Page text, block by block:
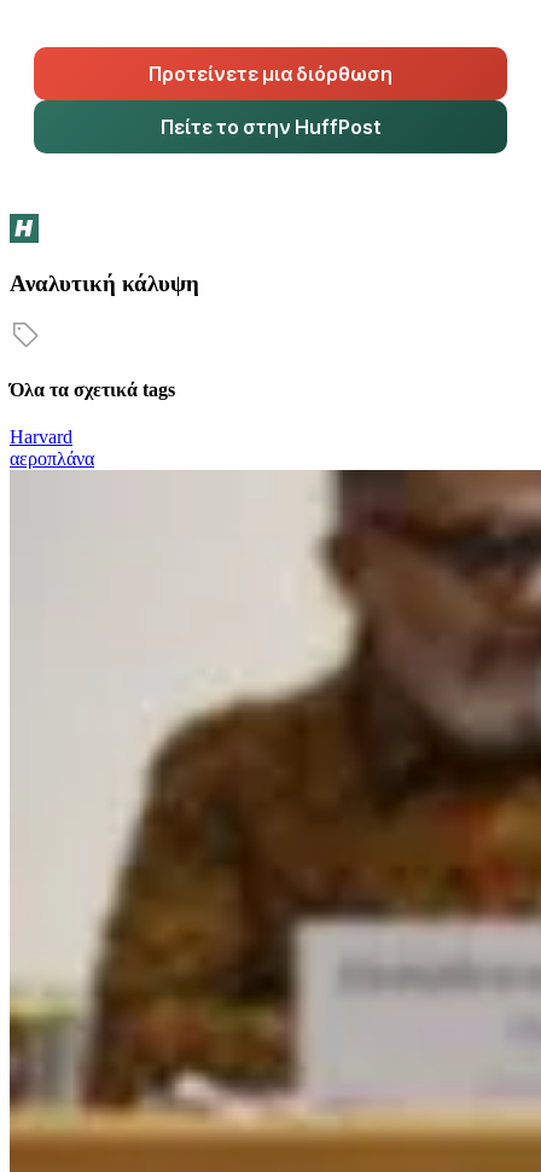
Προτείνετε μια διόρθωση
Πείτε το στην HuffPost
Αναλυτική κάλυψη
Όλα τα σχετικά tags
Harvard
αεροπλάνα